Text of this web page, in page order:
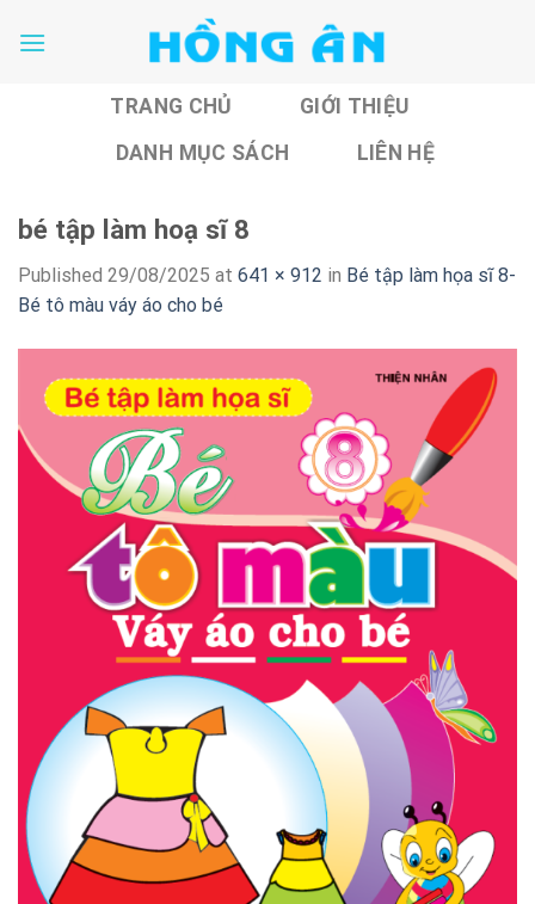
TRANG CHỦ
GIỚI THIỆU
DANH MỤC SÁCH
LIÊN HỆ
bé tập làm hoạ sĩ 8
Published 29/08/2025 at 641 × 912 in Bé tập làm họa sĩ 8-
Bé tô màu váy áo cho bé